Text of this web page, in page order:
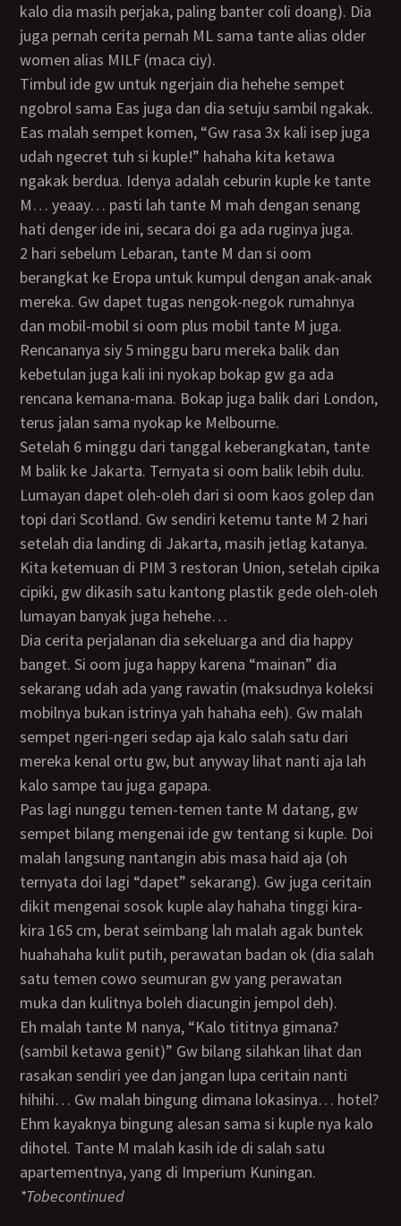
kalo dia masih perjaka, paling banter coli doang). Dia
juga pernah cerita pernah ML sama tante alias older
women alias MILF (maca ciy).
Timbul ide gw untuk ngerjain dia hehehe sempet
ngobrol sama Eas juga dan dia setuju sambil ngakak.
Eas malah sempet komen, “Gw rasa 3x kali isep juga
udah ngecret tuh si kuple!” hahaha kita ketawa
ngakak berdua. Idenya adalah ceburin kuple ke tante
M… yeaay… pasti lah tante M mah dengan senang
hati denger ide ini, secara doi ga ada ruginya juga.
2 hari sebelum Lebaran, tante M dan si oom
berangkat ke Eropa untuk kumpul dengan anak-anak
mereka. Gw dapet tugas nengok-negok rumahnya
dan mobil-mobil si oom plus mobil tante M juga.
Rencananya siy 5 minggu baru mereka balik dan
kebetulan juga kali ini nyokap bokap gw ga ada
rencana kemana-mana. Bokap juga balik dari London,
terus jalan sama nyokap ke Melbourne.
Setelah 6 minggu dari tanggal keberangkatan, tante
M balik ke Jakarta. Ternyata si oom balik lebih dulu.
Lumayan dapet oleh-oleh dari si oom kaos golep dan
topi dari Scotland. Gw sendiri ketemu tante M 2 hari
setelah dia landing di Jakarta, masih jetlag katanya.
Kita ketemuan di PIM 3 restoran Union, setelah cipika
cipiki, gw dikasih satu kantong plastik gede oleh-oleh
lumayan banyak juga hehehe…
Dia cerita perjalanan dia sekeluarga and dia happy
banget. Si oom juga happy karena “mainan” dia
sekarang udah ada yang rawatin (maksudnya koleksi
mobilnya bukan istrinya yah hahaha eeh). Gw malah
sempet ngeri-ngeri sedap aja kalo salah satu dari
mereka kenal ortu gw, but anyway lihat nanti aja lah
kalo sampe tau juga gapapa.
Pas lagi nunggu temen-temen tante M datang, gw
sempet bilang mengenai ide gw tentang si kuple. Doi
malah langsung nantangin abis masa haid aja (oh
ternyata doi lagi “dapet” sekarang). Gw juga ceritain
dikit mengenai sosok kuple alay hahaha tinggi kira-
kira 165 cm, berat seimbang lah malah agak buntek
huahahaha kulit putih, perawatan badan ok (dia salah
satu temen cowo seumuran gw yang perawatan
muka dan kulitnya boleh diacungin jempol deh).
Eh malah tante M nanya, “Kalo tititnya gimana?
(sambil ketawa genit)” Gw bilang silahkan lihat dan
rasakan sendiri yee dan jangan lupa ceritain nanti
hihihi… Gw malah bingung dimana lokasinya… hotel?
Ehm kayaknya bingung alesan sama si kuple nya kalo
dihotel. Tante M malah kasih ide di salah satu
apartementnya, yang di Imperium Kuningan.
*tobecontinued